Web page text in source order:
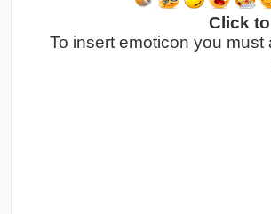
Click
To insert emoticon you